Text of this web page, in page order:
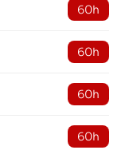
60h
60h
60h
60h